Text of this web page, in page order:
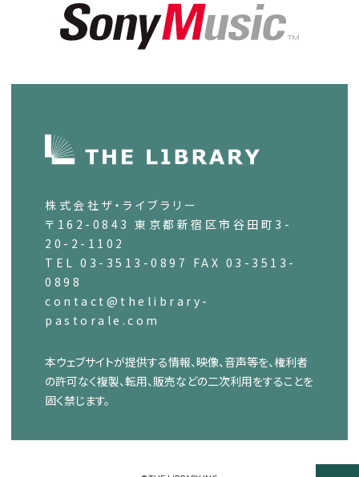
株式会社ザ・ライブラリー
〒162-0843 東京都新宿区市谷田町3-
20-2-1102
TEL 03-3513-0897 FAX 03-3513-
0898
contact@thelibrary-
pastorale.com
本ウェブサイトが提供する情報、映像、音声等を、権利者
の許可なく複製、転用、販売などの二次利用をすることを
固く禁じます。